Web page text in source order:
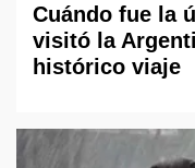
Cuándo fue la
visitó la
histórico viaje